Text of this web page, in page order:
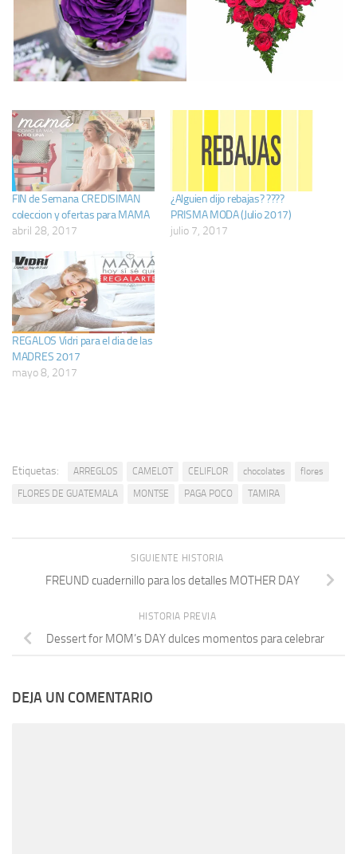
FIN de Semana CREDISIMAN
coleccion y ofertas para MAMA
abril 28, 2017
¿Alguien dijo rebajas? ????
PRISMA MODA (Julio 2017)
julio 7, 2017
REGALOS Vidri para el dia de las
MADRES 2017
mayo 8, 2017
Etiquetas: ARREGLOS CAMELOT CELIFLOR chocolates
flores
FLORES DE GUATEMALA
MONTSE PAGA POCO TAMIRA
SIGUIENTE HISTORIA
FREUND cuadernillo para los detalles MOTHER DAY
HISTORIA PREVIA
Dessert for MOM’s DAY dulces momentos para celebrar
DEJA UN COMENTARIO